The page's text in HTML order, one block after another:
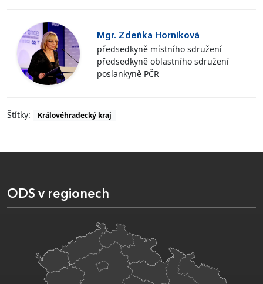
Mgr. Zdeňka Horníková
předsedkyně místního sdružení
předsedkyně oblastního sdružení
poslankyně PČR
Štítky: Královéhradecký kraj
ODS v regionech